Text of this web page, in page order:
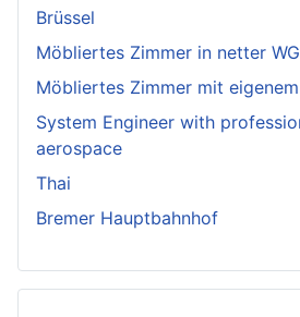
Brüssel
Möbliertes Zimmer in netter
Möbliertes Zimmer mit
System Engineer with
aerospace
Thai
Bremer Hauptbahnhof